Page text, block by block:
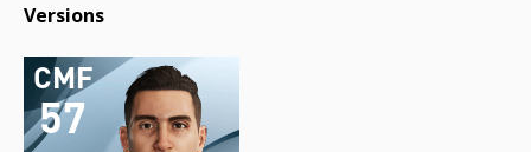
Versions
57
CMF